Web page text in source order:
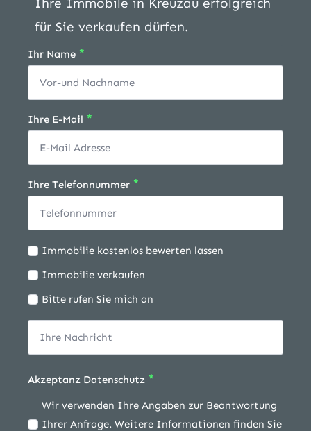
für Sie verkaufen dürfen.
Ihr Name *
Ihre E-Mail *
Ihre Telefonnummer *
Ich
möchte:
Immobilie kostenlos bewerten lassen
Immobilie verkaufen
Bitte rufen Sie mich an
Akzeptanz Datenschutz *
Wir verwenden Ihre Angaben zur Beantwortung
Ihrer Anfrage. Weitere Informationen finden Sie